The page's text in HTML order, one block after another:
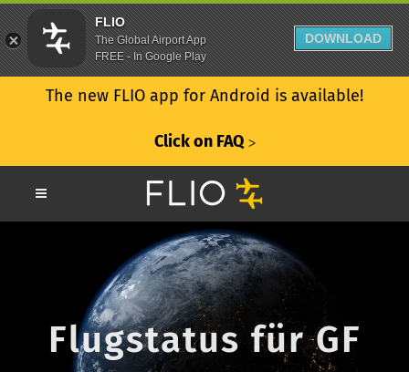
The new FLIO app for Android is available!
Click on FAQ ᐳ
Flugstatus für GF
FLIO
The Global Airport App
FREE - In Google Play
DOWNLOAD